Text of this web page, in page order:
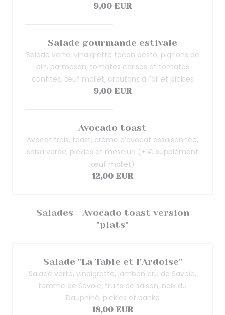
9,00 EUR
Salade gourmande estivale
Salade verte, vinaigrette façon pesto, pignons de
pin, parmesan, tomates cerises et tomates
confites, œuf mollet, croutons à l’ail et pickles
9,00 EUR
Avocado toast
Avocat frais, toast, crème d’avocat assaisonnée,
salsa verde, pickles et mesclun (+1€ supplément
œuf mollet)
12,00 EUR
Salades - Avocado toast version
"plats"
Salade "La Table et l'Ardoise"
Salade verte, vinaigrette, jambon cru de Savoie,
tomme de Savoie, fruits de saison, noix du
Dauphiné, pickles et panko
18,00 EUR